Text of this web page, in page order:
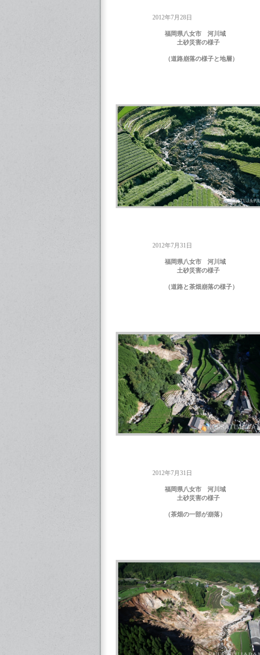
2012年7月28日
福岡県八女市 河川域
土砂災害の様子
（道路崩落の様子と地層）
2012年7月31日
福岡県八女市 河川域
土砂災害の様子
（道路と茶畑崩落の様子）
2012年7月31日
福岡県八女市 河川域
土砂災害の様子
（茶畑の一部が崩落）